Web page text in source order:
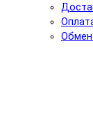
Обмен